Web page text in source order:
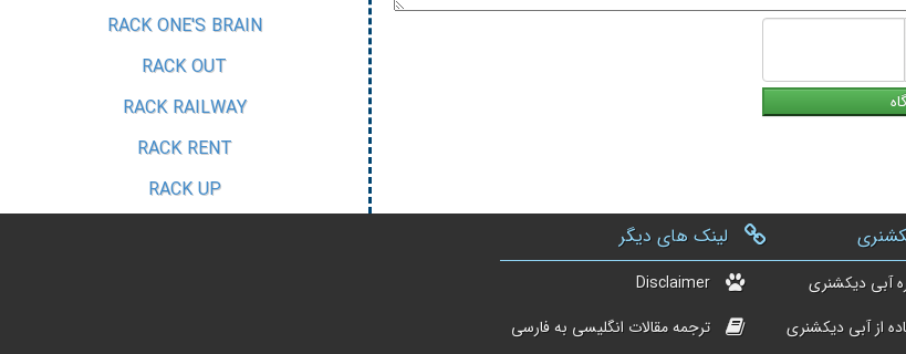
RACK ONE'S BRAIN
RACK OUT
RACK RAILWAY
RACK RENT
RACK UP
آبی دیکشنری
از آبی دیکشنری
لینک های دیگر
Disclaimer
ترجمه مقالات انگلیسی به فارسی